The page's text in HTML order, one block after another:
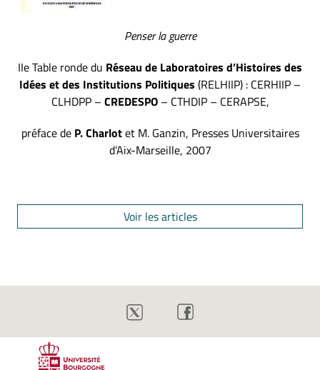
Penser la guerre
IIe Table ronde du Réseau de Laboratoires d’Histoires des
Idées et des Institutions Politiques (RELHIIP) : CERHIIP –
CLHDPP – CREDESPO – CTHDIP – CERAPSE,
préface de P. Charlotet M. Ganzin, Presses Universitaires
d’Aix-Marseille, 2007
Voir les articles